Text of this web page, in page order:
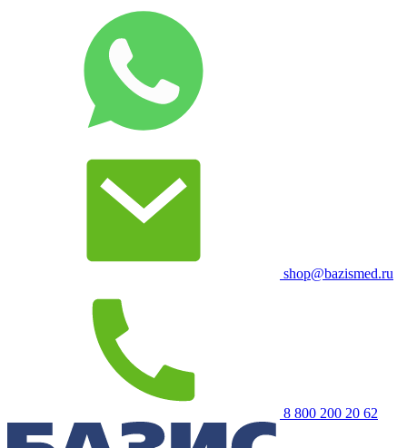
shop@bazismed.ru
8 800 200 20 62